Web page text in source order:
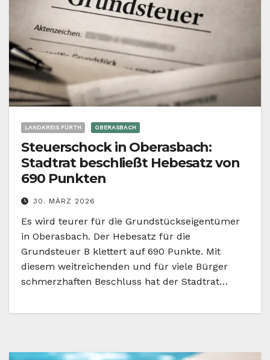
LANDKREIS FÜRTH OBERASBACH
Steuerschock in Oberasbach:
Stadtrat beschließt Hebesatz von
690 Punkten
30. MÄRZ 2026
Es wird teurer für die Grundstückseigentümer
in Oberasbach. Der Hebesatz für die
Grundsteuer B klettert auf 690 Punkte. Mit
diesem weitreichenden und für viele Bürger
schmerzhaften Beschluss hat der Stadtrat…